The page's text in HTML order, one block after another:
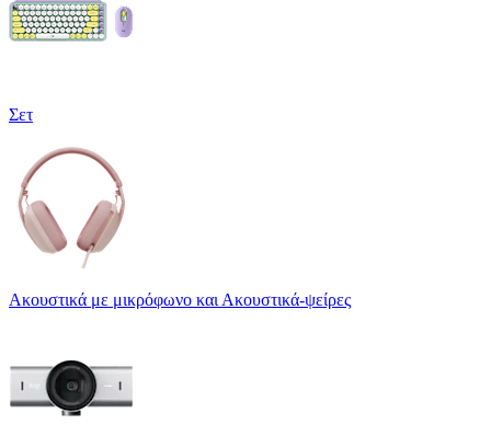
Σετ
Ακουστικά με μικρόφωνο και Ακουστικά-ψείρες